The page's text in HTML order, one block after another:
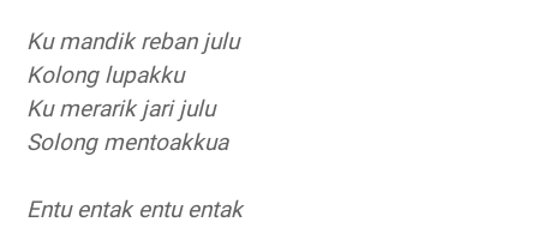
Ku mandik reban julu
Kolong lupakku
Ku merarik jari julu
Solong mentoakkua
Entu entak entu entak